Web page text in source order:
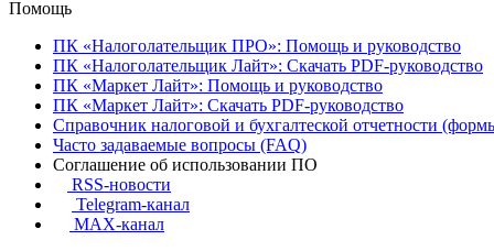
Помощь
ПК «Налоголательщик ПРО»: Помощь и руководство
ПК «Налоголательщик Лайт»: Скачать PDF-руководство
ПК «Маркет Лайт»: Помощь и руководство
ПК «Маркет Лайт»: Скачать PDF-руководство
Справочник налоговой и бухгалтеской отчетности
Часто задаваемые вопросы (FAQ)
Соглашение об использовании ПО
RSS-новости
Telegram-канал
MAX-канал